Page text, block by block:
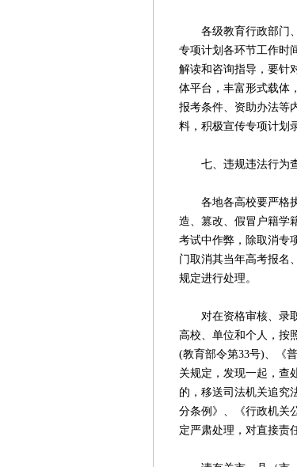
各级教育行政部门、
专项计划各环节工作时
解读和咨询指导，要针
体平台，丰富形式载体
报考条件、资助办法等
料，积极宣传专项计划
七、违规违法行为
各地各高校要严格执
造、篡改、假冒户籍学
考试中作弊，除取消专
门取消其当年高考报名
规定进行处理。
对在资格审核、录取
高校、单位和个人，按
(教育部令第33号)、《
关规定，发现一起，查
的，移送司法机关追究
分条例》、《行政机关
定严肃处理，对直接责